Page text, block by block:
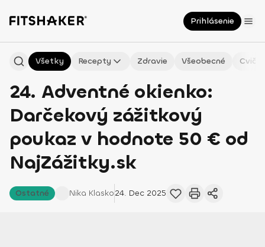
Prihlásenie
Všetky Recepty Zdravie Všeobecné
24. Adventné okienko:
Darčekový zážitkový
poukaz v hodnote 50 € od
NajZážitky.sk
Ostatné Nika Klasko24. Dec 2025